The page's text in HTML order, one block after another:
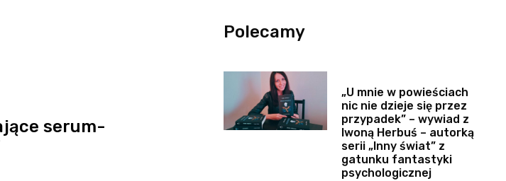
serum-
Polecamy
„U mnie w powieściach
nic nie dzieje się przez
przypadek” – wywiad z
Iwoną Herbuś – autorką
serii „Inny świat” z
gatunku fantastyki
psychologicznej